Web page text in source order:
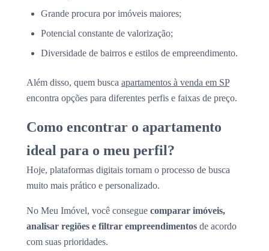
Grande procura por imóveis maiores;
Potencial constante de valorização;
Diversidade de bairros e estilos de empreendimento.
Além disso, quem busca apartamentos à venda em SP
encontra opções para diferentes perfis e faixas de preço.
Como encontrar o apartamento
ideal para o meu perfil?
Hoje, plataformas digitais tornam o processo de busca
muito mais prático e personalizado.
No Meu Imóvel, você consegue comparar imóveis,
analisar regiões e filtrar empreendimentos de acordo
com suas prioridades.